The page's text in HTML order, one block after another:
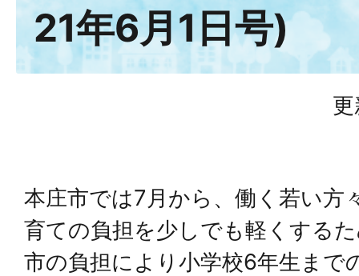
21年6月1日号)
本庄市では7月から、働く若い方
育ての負担を少しでも軽くする
市の負担により小学校6年生まで